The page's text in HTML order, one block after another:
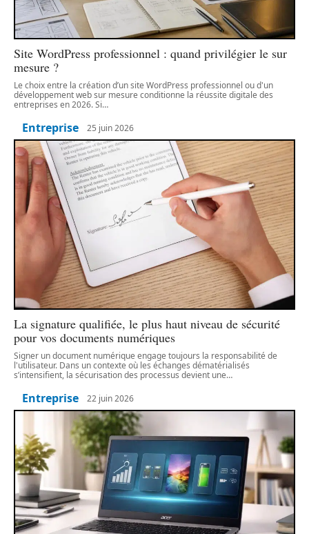
Site WordPress professionnel : quand privilégier le sur
mesure ?
Le choix entre la création d’un site WordPress professionnel ou d'un
développement web sur mesure conditionne la réussite digitale des
entreprises en 2026. Si…
Entreprise 25 juin 2026
La signature qualifiée, le plus haut niveau de sécurité
pour vos documents numériques
Signer un document numérique engage toujours la responsabilité de
l'utilisateur. Dans un contexte où les échanges dématérialisés
s’intensifient, la sécurisation des processus devient une…
Entreprise 22 juin 2026